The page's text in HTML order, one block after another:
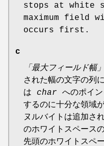
stops at white
maximum field
occurs first.
c
「最大フィールド幅」
された幅の文字の列
は char へのポイ
するのに十分な領域
ヌルバイトは追加さ
のホワイトスペース
先頭のホワイトスペ